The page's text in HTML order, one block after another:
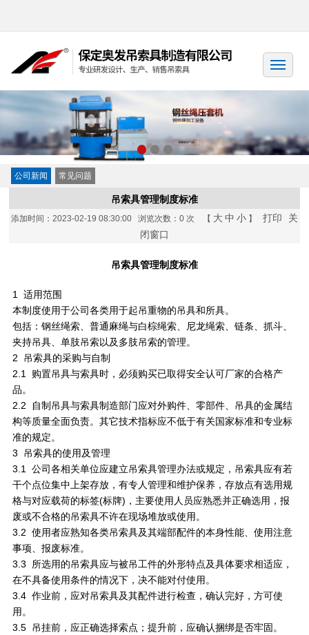
公司新闻 常见问题
吊索具管理制度标准
添加时间：2023-02-19 08:30:00 浏览次数： 0 次 【 大 中 小】 打印
关
闭窗口
吊索具管理制度标准
1 适用范围
本制度使用于公司各类用于起吊重物的吊具和所具。
包括：钢丝绳索、普通麻绳与白棕绳索、尼龙绳索、链条、抓斗、
夹持吊具、单肢吊索以及多肢吊索的管理。
2 吊索具的采购与自制
2.1 购置吊具与索具时，必须购买已取得安全认可厂家的合格产
品。
2.2 自制吊具与索具制造部门应对外购件、零部件、吊具的金属结
构等质量全面负责。其它技术指标应不低于有关国家标准和专业标
准的规定。
3 吊索具的使用及管理
3.1 公司各相关单位应建立吊索具管理办法或规定，吊索具应有若
干个点位集中上架存放，有专人管理和维护保养，存放点有选用规
格与对应载荷的标签(标牌)，主要使用人员应熟悉并正确选用，报
废或不合格的吊索具不许在现场堆放或使用。
3.2 使用者应熟知各类吊索具及其端部配件的本身性能、使用注意
事项、报废标准。
3.3 所选用的吊索具应与被吊工件的外形特点及具体要求相适应，
在不具备使用条件的情况下，决不能对付使用。
3.4 作业前，应对吊索具及其配件进行检查，确认完好，方可使
用。
3.5 吊挂前，应正确选择索点；提升前，应确认捆绑是否牢固。